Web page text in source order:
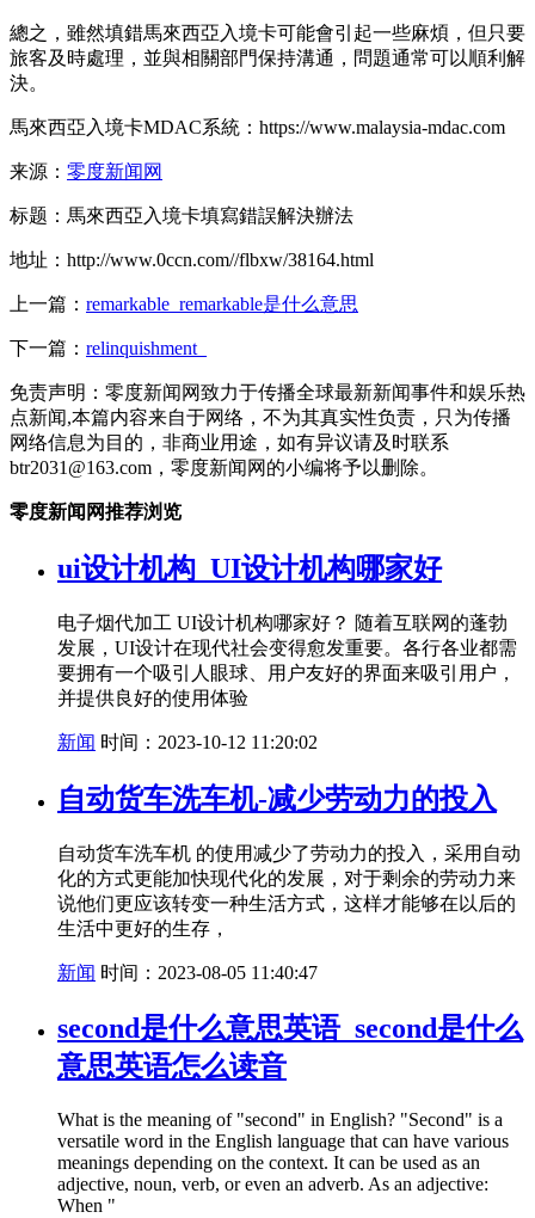
總之，雖然填錯馬來西亞入境卡可能會引起一些麻煩，但只要
旅客及時處理，並與相關部門保持溝通，問題通常可以順利解
決。
馬來西亞入境卡MDAC系統：https://www.malaysia-mdac.com
来源： 零度新闻网
标题：馬來西亞入境卡填寫錯誤解決辦法
地址：http://www.0ccn.com//flbxw/38164.html
上一篇： remarkable_remarkable是什么意思
下一篇： relinquishment_
免责声明：零度新闻网致力于传播全球最新新闻事件和娱乐热
点新闻,本篇内容来自于网络，不为其真实性负责，只为传播
网络信息为目的，非商业用途，如有异议请及时联系
btr2031@163.com，零度新闻网的小编将予以删除。
零度新闻网推荐浏览
ui设计机构_UI设计机构哪家好
电子烟代加工 UI设计机构哪家好？ 随着互联网的蓬勃
发展，UI设计在现代社会变得愈发重要。各行各业都需
要拥有一个吸引人眼球、用户友好的界面来吸引用户，
并提供良好的使用体验
新闻 时间：2023-10-12 11:20:02
自动货车洗车机-减少劳动力的投入
自动货车洗车机 的使用减少了劳动力的投入，采用自动
化的方式更能加快现代化的发展，对于剩余的劳动力来
说他们更应该转变一种生活方式，这样才能够在以后的
生活中更好的生存，
新闻 时间：2023-08-05 11:40:47
second是什么意思英语_second是什么
意思英语怎么读音
What is the meaning of "second" in English? "Second" is a
versatile word in the English language that can have various
meanings depending on the context. It can be used as an
adjective, noun, verb, or even an adverb. As an adjective:
When "